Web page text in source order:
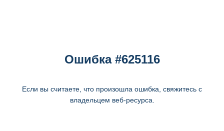
Ошибка #625116
Если вы считаете, что произошла ошибка, свяжитесь с
владельцем веб-ресурса.